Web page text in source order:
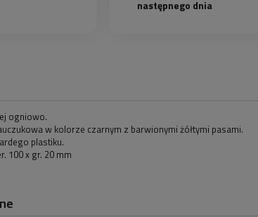
następnego dnia
ogniowo.
w kolorze czarnym z barwionymi żółtymi pasami.
plastiku.
100 x gr. 20 mm